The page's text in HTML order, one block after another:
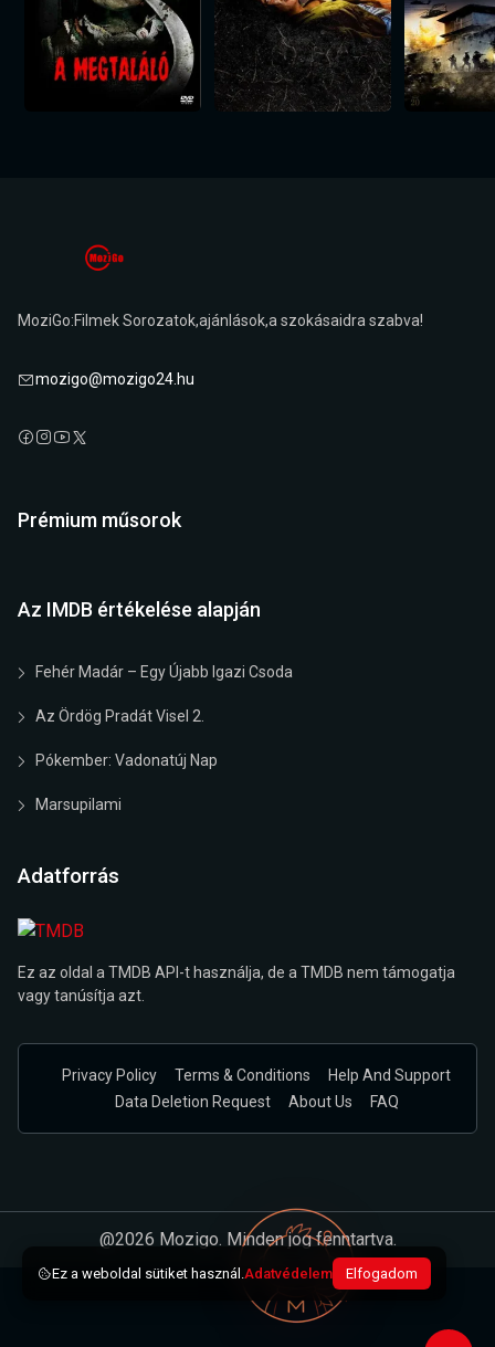
MoziGo:Filmek Sorozatok,ajánlások,a szokásaidra szabva!
mozigo@mozigo24.hu
Prémium műsorok
Az IMDB értékelése alapján
Fehér Madár – Egy Újabb Igazi Csoda
Az Ördög Pradát Visel 2.
Pókember: Vadonatúj Nap
Marsupilami
Adatforrás
Ez az oldal a TMDB API-t használja, de a TMDB nem támogatja
vagy tanúsítja azt.
Privacy Policy Terms & Conditions
Help And Support
Data Deletion Request
About Us FAQ
@2026 Mozigo. Minden jog fenntartva.
Ez a weboldal sütiket használ.Adatvédelem Elfogadom